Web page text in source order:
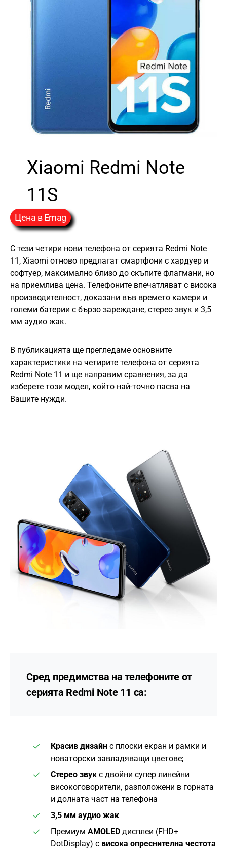
Xiaomi Redmi Note
11S
Ценa в Emag
С тези четири нови телефона от серията Redmi Note
11, Xiaomi отново предлагат смартфони с хардуер и
софтуер, максимално близо до скъпите флагмани, но
на приемлива цена. Телефоните впечатляват с висока
производителност, доказани във времето камери и
големи батерии с бързо зареждане, стерео звук и 3,5
мм аудио жак.
В публикацията ще прегледаме основните
характеристики на четирите телефона от серията
Redmi Note 11 и ще направим сравнения, за да
изберете този модел, който най-точно пасва на
Вашите нужди.
Сред предимства на телефоните от
серията Redmi Note 11 са:
Красив дизайн с плоски екран и рамки и
новаторски завладяващи цветове;
Стерео звук с двойни супер линейни
високоговорители, разположени в горната
и долната част на телефона
3,5 мм аудио жак
Премиум AMOLED дисплеи (FHD+
DotDisplay) с висока опреснителна честота